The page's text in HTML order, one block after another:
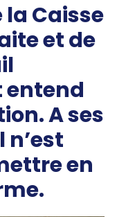
la Caisse
et de
entend
A ses
en